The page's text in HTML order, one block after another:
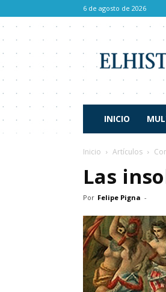
6 de agosto de 2026
Historiador
INICIO
Inicio Artículos
Las
Por Felipe Pigna -